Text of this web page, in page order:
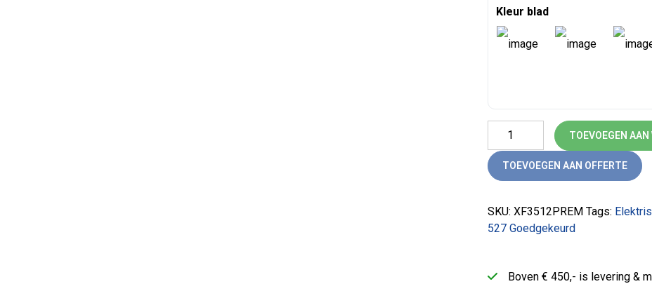
Kleur blad
Vergadertafel zit-sta
TOEVOEGEN AAN
TOEVOEGEN AAN OFFERTE
SKU:XF3512PREM Tags:
527 Goedgekeurd
Boven € 450,- is levering &